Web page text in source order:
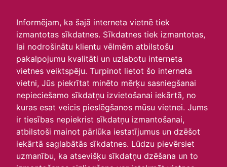
Informējam, ka šajā interneta vietnē tiek
izmantotas sīkdatnes. Sīkdatnes tiek izmantotas,
lai nodrošinātu klientu vēlmēm atbilstošu
pakalpojumu kvalitāti un uzlabotu interneta
vietnes veiktspēju. Turpinot lietot šo interneta
vietni, Jūs piekrītat minēto mērķu sasniegšanai
nepieciešamo sīkdatņu izvietošanai iekārtā, no
kuras esat veicis pieslēgšanos mūsu vietnei. Jums
ir tiesības nepiekrist sīkdatņu izmantošanai,
atbilstoši mainot pārlūka iestatījumus un dzēšot
iekārtā saglabātās sīkdatnes. Lūdzu pievērsiet
uzmanību, ka atsevišķu sīkdatņu dzēšana un to
Skats :
Aktuālie
Šodien Šonedēļ
Šomēnes
Arhīvs